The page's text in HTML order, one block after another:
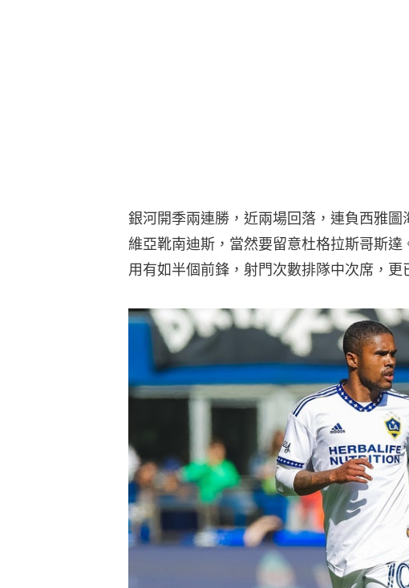
銀河開季兩連勝，近兩場回落，連負西雅
維亞靴南迪斯，當然要留意杜格拉斯哥斯
用有如半個前鋒，射門次數排隊中次席，更